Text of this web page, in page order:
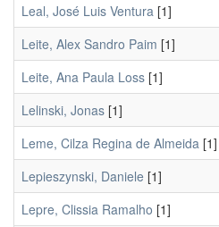
Leal, José Luis Ventura [1]
Leite, Alex Sandro Paim [1]
Leite, Ana Paula Loss [1]
Lelinski, Jonas [1]
Leme, Cilza Regina de Almeida [1]
Lepieszynski, Daniele [1]
Lepre, Clissia Ramalho [1]